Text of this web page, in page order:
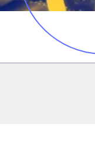
Technisch-Commercieel